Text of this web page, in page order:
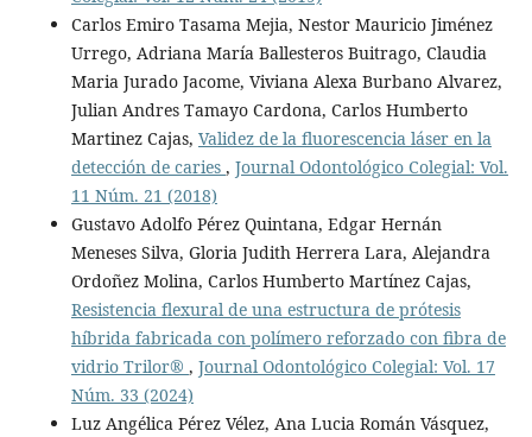
Carlos Emiro Tasama Mejia, Nestor Mauricio Jiménez
Urrego, Adriana Marí­a Ballesteros Buitrago, Claudia
Maria Jurado Jacome, Viviana Alexa Burbano Alvarez,
Julian Andres Tamayo Cardona, Carlos Humberto
Martinez Cajas, Validez de la fluorescencia láser en la
detección de caries , Journal Odontológico Colegial: Vol.
11 Núm. 21 (2018)
Gustavo Adolfo Pérez Quintana, Edgar Hernán
Meneses Silva, Gloria Judith Herrera Lara, Alejandra
Ordoñez Molina, Carlos Humberto Martínez Cajas,
Resistencia flexural de una estructura de prótesis
híbrida fabricada con polímero reforzado con fibra de
vidrio Trilor® , Journal Odontológico Colegial: Vol. 17
Núm. 33 (2024)
Luz Angélica Pérez Vélez, Ana Lucia Román Vásquez,